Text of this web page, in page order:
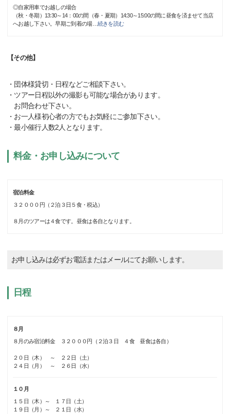
◎自家用車でお越しの場合
（秋・冬期）13:30～14：00の間（春・夏期）14:30～15:00の間に昼食を済ませて当店
へお越し下さい。早期ご到着の場… 続きを読む
【その他】
・団体様貸切・日程などご相談下さい。
・ツアー日程以外の撮影も可能な場合があります。
お問合わせ下さい。
・お一人様初心者の方でもお気軽にご参加下さい。
・最小催行人数2人となります。
料金・お申し込みについて
宿泊料金
３２０００円（２泊３日５食・税込）
８月のツアーは４食です。昼食は各自となります。
お申し込みは必ずお電話またはメールにてお願いします。
日程
８月
８月のみ宿泊料金 ３２０００円（２泊３日 ４食 昼食は各自）
２０日（木） ～ ２２日（土）
２４日（月） ～ ２６日（水）
１０月
１５日（木）～ １７日（土）
１９日（月）～ ２１日（水）